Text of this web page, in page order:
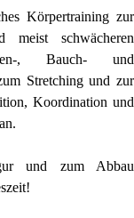
Körpertraining zur
meist schwächeren
, Bauch- und
Stretching und zur
Koordination und
und zum Abbau